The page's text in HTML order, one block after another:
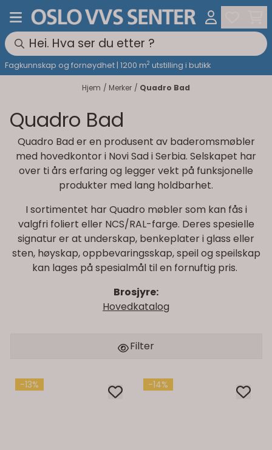
Hopp til innhold
Fagkunnskap og fornøydhet | 1200 m2 utstilling i butikk
Hjem / Merker / Quadro Bad
Quadro Bad
Quadro Bad er en produsent av baderomsmøbler
med hovedkontor i Novi Sad i Serbia. Selskapet har
over ti års erfaring og legger vekt på funksjonelle
produkter med lang holdbarhet.
I sortimentet har Quadro møbler som kan fås i
valgfri foliert eller NCS/RAL-farge. Deres spesielle
signatur er at underskap, benkeplater i glass eller
sten, høyskap, oppbevaringsskap, speil og speilskap
kan lages på spesialmål til en fornuftig pris.
Brosjyre:
Hovedkatalog
Filter
-13% -14%